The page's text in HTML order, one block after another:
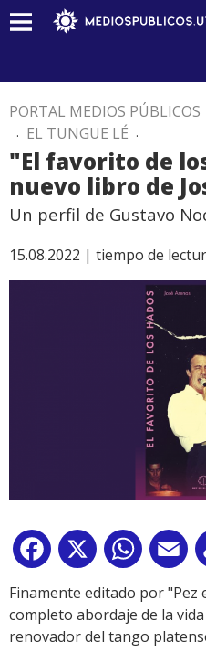
PORTAL MEDIOS PÚBLICOS
. EL TUNGUE LÉ .
"El favorito de
nuevo libro de
Un perfil de Gustavo
15.08.2022 | tiempo de
Facebook
X
Finamente editado por "Pez
completo abordaje de la
renovador del tango